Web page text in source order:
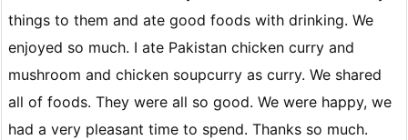
things to them and ate good foods with drinking. We
enjoyed so much. I ate Pakistan chicken curry and
mushroom and chicken soupcurry as curry. We shared
all of foods. They were all so good. We were happy, we
had a very pleasant time to spend. Thanks so much.